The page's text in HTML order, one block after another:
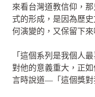
來看台灣道教信仰，
式的形成，是因為歷
何演變的，又保留下來
「這個系列是我個人
對他的意義重大，正
言時說道—「這個獎對